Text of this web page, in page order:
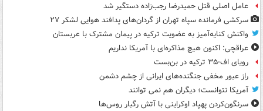
عامل اصلی قتل حمیدرضا رجب‌زاده دستگیر شد
سرکشی فرمانده سپاه تهران از گردان‌های پدافند هوایی لشکر ۲۷
واکنش کنایه‌آمیز به عضویت ترکیه در پیمان مشترک با عربستان
عراقچی: اکنون هیچ مذاکره‌ای با آمریکا نداریم
رویای اف-۳۵ ترکیه در بن‌بست
راز عبور مخفی جنگنده‌های ایرانی از چشم دشمن
آمریکا نتوانست؛ دیگران هم نمی توانند
سرنگون‌کردن پهپاد اوکراینی با آتش رگبار روس‌ها